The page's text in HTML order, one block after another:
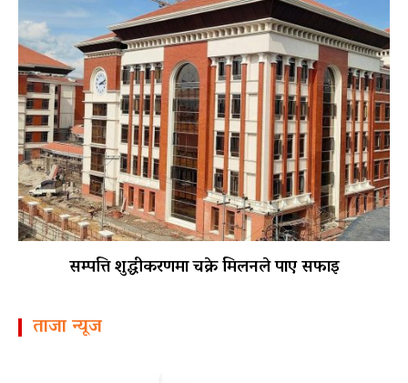
सम्पत्ति शुद्धीकरणमा चक्रे मिलनले पाए सफाइ
ताजा न्यूज